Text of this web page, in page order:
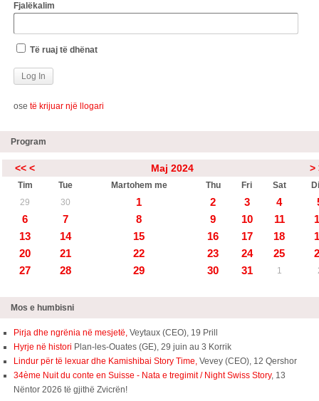
Fjalëkalim
Të ruaj të dhënat
ose të krijuar një llogari
Program
<< < Maj 2024 >
Tim Tue Martohem me Thu Fri Sat
29
30 1 2 3 4
6
7 8 9 10 11
13
14 15 16 17 18
20
21 22 23 24 25
27
28 29 30 31 1
Mos e humbisni
Pirja dhe ngrënia në mesjetë, Veytaux (CEO), 19 Prill
Hyrje në histori Plan-les-Ouates (GE), 29 juin au 3 Korrik
Lindur për të lexuar dhe Kamishibai Story Time, Vevey (CEO), 12 Qershor
34ème Nuit du conte en Suisse - Nata e tregimit / Night Swiss Story, 13
Nëntor 2026 të gjithë Zvicrën!